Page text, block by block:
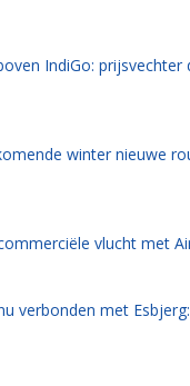
IndiGo: prijsvechter
winter nieuwe
vlucht met
verbonden met